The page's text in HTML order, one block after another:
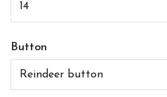
14
Button
Reindeer button